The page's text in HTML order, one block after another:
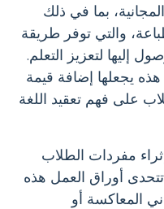
بما في ذلك
والتي توفر طريقة
إليها لتعزيز التعلم.
يجعلها إضافة قيمة
على فهم تعقيد اللغة
مفردات الطلاب
أوراق العمل هذه
المعاكسة أو